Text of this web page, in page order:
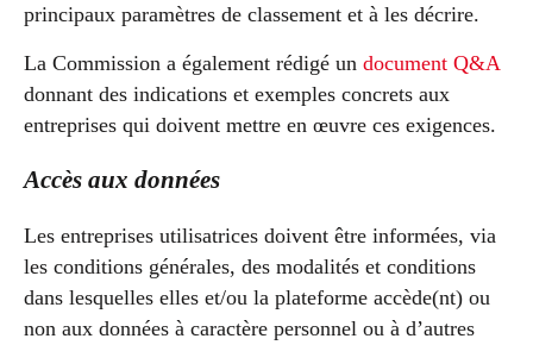
principaux paramètres de classement et à les décrire.
La Commission a également rédigé un document Q&A
donnant des indications et exemples concrets aux
entreprises qui doivent mettre en œuvre ces exigences.
Accès aux données
Les entreprises utilisatrices doivent être informées, via
les conditions générales, des modalités et conditions
dans lesquelles elles et/ou la plateforme accède(nt) ou
non aux données à caractère personnel ou à d’autres